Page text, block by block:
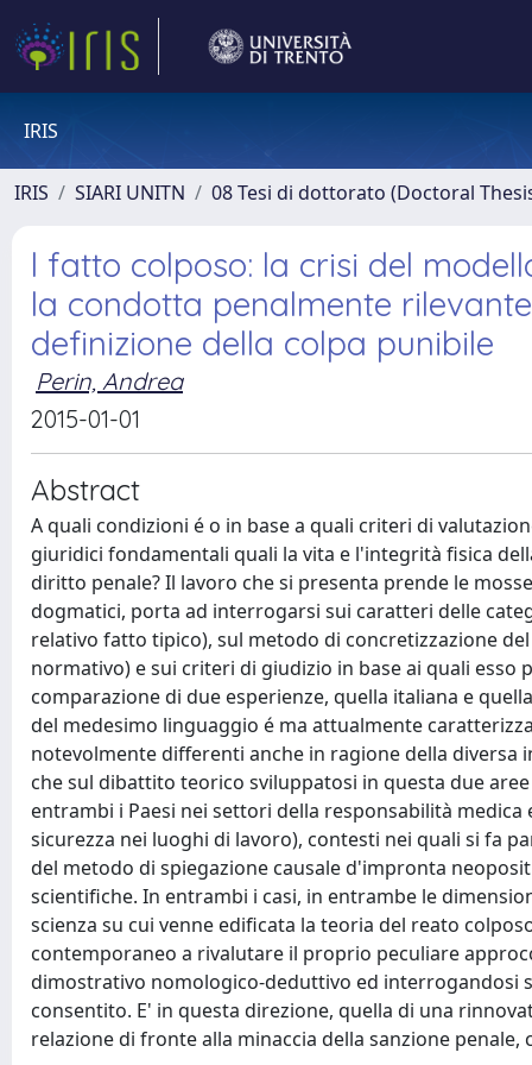
IRIS
IRIS SIARI UNITN 08 Tesi di dottorato (Doctoral
l fatto colposo: la crisi del
la condotta penalmente
definizione della colpa punibile
Perin, Andrea
2015-01-01
Abstract
A quali condizioni é o in base a quali criteri di
giuridici fondamentali quali la vita e l'integrità fisica
diritto penale? Il lavoro che si presenta prende le
dogmatici, porta ad interrogarsi sui caratteri delle
relativo fatto tipico), sul metodo di concretizzazione
normativo) e sui criteri di giudizio in base ai quali
comparazione di due esperienze, quella italiana e
del medesimo linguaggio é ma attualmente
notevolmente differenti anche in ragione della
che sul dibattito teorico sviluppatosi in questa due
entrambi i Paesi nei settori della responsabilità
sicurezza nei luoghi di lavoro), contesti nei quali si fa
del metodo di spiegazione causale d'impronta
scientifiche. In entrambi i casi, in entrambe le
scienza su cui venne edificata la teoria del reato
contemporaneo a rivalutare il proprio peculiare
dimostrativo nomologico-deduttivo ed interrogandosi
consentito. E' in questa direzione, quella di una
relazione di fronte alla minaccia della sanzione